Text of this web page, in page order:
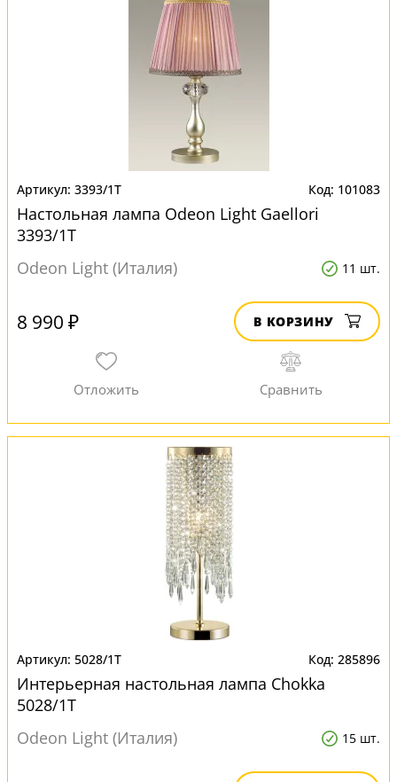
3393/1T 101083
Настольная лампа Odeon Light Gaellori
3393/1T
Odeon Light (Италия)
11 шт.
8 990 ₽ В КОРЗИНУ
5028/1T 285896
Интерьерная настольная лампа Chokka
5028/1T
Odeon Light (Италия)
15 шт.